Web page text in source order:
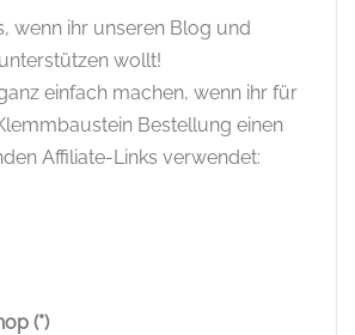
wenn ihr unseren Blog und
wollt!
einfach machen, wenn ihr für
Bestellung einen
Affiliate-Links verwendet:
(*)